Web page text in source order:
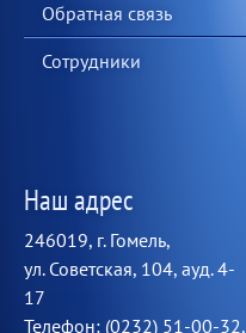
Обратная связь
Сотрудники
Наш адрес
246019, г. Гомель,
ул. Советская, 104, ауд. 4-
17
Телефон: (0232) 51-00-32,